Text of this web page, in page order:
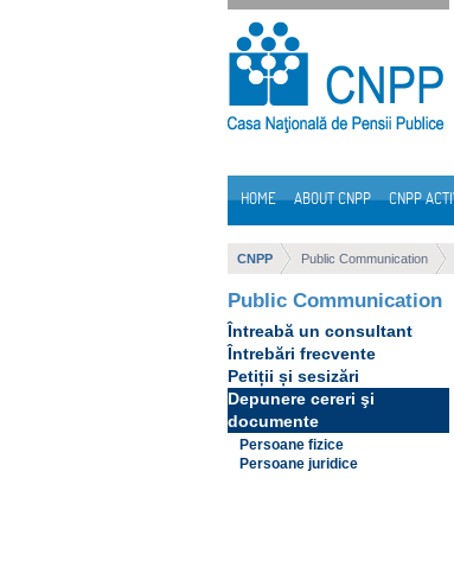
Skip to Content
HOME ABOUT CNPP CNPP
CNPP Public Communication
Public Communication
Întreabă un consultant
Întrebări frecvente
Petiții și sesizări
Depunere cereri şi
documente
Persoane fizice
Persoane juridice